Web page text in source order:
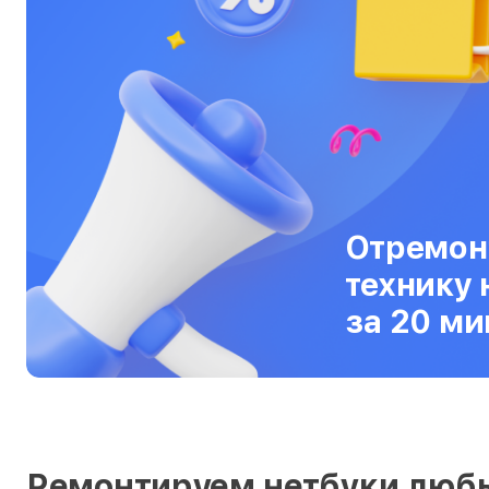
Сканеры
Смарт-часы
Снегоуборщики
Стедикамы
Стиральные машины
Сушилки для рук
Сушильные машины
Телевизоры
технику
за 20